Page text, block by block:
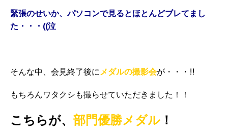
緊張のせいか、パソコンで見るとほとんどブレてまし
た・・・((泣
そんな中、会見終了後にメダルの撮影会が・・・!!
もちろんワタクシも撮らせていただきました！！
こちらが、 部門優勝メダル ！